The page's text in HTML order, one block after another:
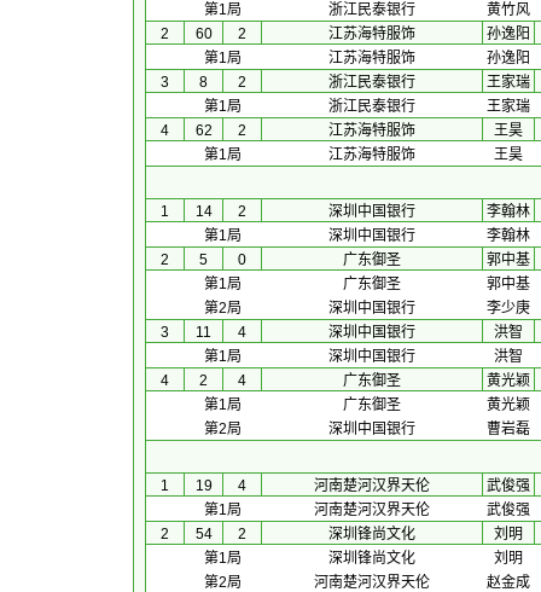
第1局
浙江民泰银行
黄竹风
2
60 2 江苏海特服饰
孙逸阳
第1局
江苏海特服饰
孙逸阳
3
8 2 浙江民泰银行
王家瑞
第1局
浙江民泰银行
王家瑞
4
62 2 江苏海特服饰
王昊
第1局
江苏海特服饰 王昊
1 14 2 深圳中国银行
李翰林
第1局
深圳中国银行
李翰林
2
5 0 广东御圣
郭中基
第1局
广东御圣
郭中基
第2局
深圳中国银行
李少庚
3
11 4 深圳中国银行
洪智
第1局
深圳中国银行
洪智
4
2 4 广东御圣
黄光颖
第1局
广东御圣
黄光颖
第2局
深圳中国银行 曹岩磊
1 19 4 河南楚河汉界天伦
武俊强
第1局
河南楚河汉界天伦
武俊强
2
54 2 深圳锋尚文化
刘明
第1局
深圳锋尚文化
刘明
第2局
河南楚河汉界天伦
赵金成